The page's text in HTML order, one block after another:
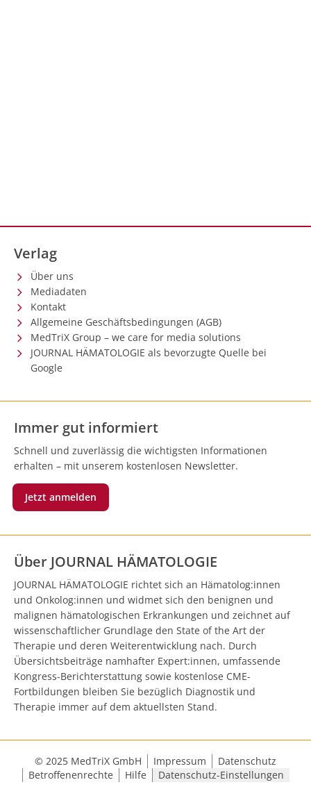
Verlag
Über uns
Mediadaten
Kontakt
Allgemeine Geschäftsbedingungen (AGB)
MedTriX Group – we care for media solutions
JOURNAL HÄMATOLOGIE als bevorzugte Quelle bei
Google
Immer gut informiert
Schnell und zuverlässig die wichtigsten Informationen
erhalten – mit unserem kostenlosen Newsletter.
Jetzt anmelden
Über JOURNAL HÄMATOLOGIE
JOURNAL HÄMATOLOGIE richtet sich an Hämatolog:innen
und Onkolog:innen und widmet sich den benignen und
malignen hämatologischen Erkrankungen und zeichnet auf
wissenschaftlicher Grundlage den State of the Art der
Therapie und deren Weiterentwicklung nach. Durch
Übersichtsbeiträge namhafter Expert:innen, umfassende
Kongress-Berichterstattung sowie kostenlose CME-
Fortbildungen bleiben Sie bezüglich Diagnostik und
Therapie immer auf dem aktuellsten Stand.
© 2025 MedTriX GmbH Impressum
Datenschutz
Betroffenenrechte
Hilfe Datenschutz-Einstellungen